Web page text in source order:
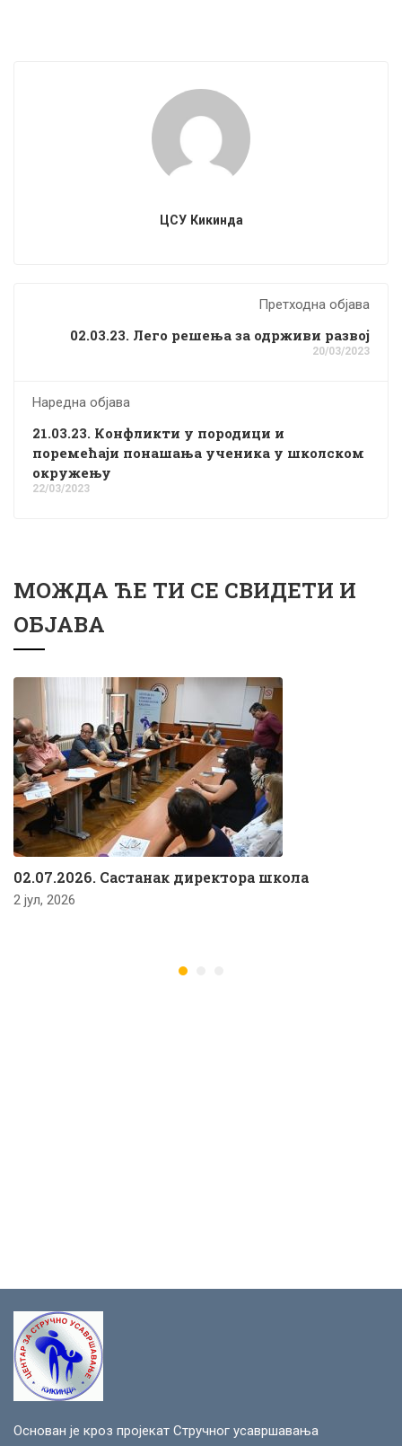
ЦСУ Кикинда
Претходна објава
02.03.23. Лего решења за одрживи развој
20/03/2023
Наредна објава
21.03.23. Конфликти у породици и
поремећаји понашања ученика у школском
окружењу
22/03/2023
МОЖДА ЋЕ ТИ СЕ СВИДЕТИ И
ОБЈАВА
02.07.2026. Састанак директора школа
2 јул, 2026
Основан је кроз пројекат Стручног усавршавања